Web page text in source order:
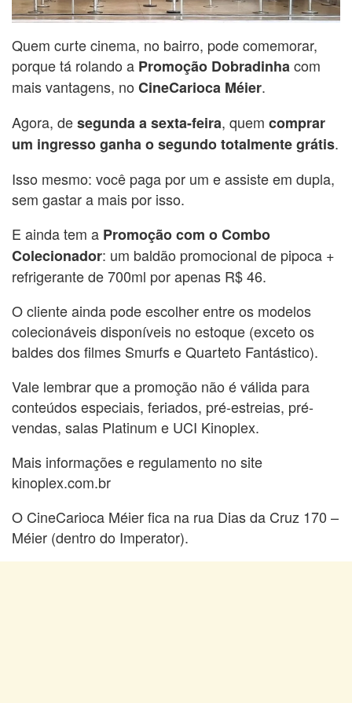
Quem curte cinema, no bairro, pode comemorar,
porque tá rolando a Promoção Dobradinhacom
mais vantagens, no CineCarioca Méier.
Agora, desegunda a sexta-feira, quem comprar
um ingresso ganha o segundo totalmente grátis.
Isso mesmo: você paga por um e assiste em dupla,
sem gastar a mais por isso.
E ainda tem a Promoção com o Combo
Colecionador: um baldão promocional de pipoca +
refrigerante de 700ml por apenas R$ 46.
O cliente ainda pode escolher entre os modelos
colecionáveis disponíveis no estoque (exceto os
baldes dos filmes Smurfs e Quarteto Fantástico).
Vale lembrar que a promoção não é válida para
conteúdos especiais, feriados, pré-estreias, pré-
vendas, salas Platinum e UCI Kinoplex.
Mais informações e regulamento no site
kinoplex.com.br
O CineCarioca Méier fica na rua Dias da Cruz 170 –
Méier (dentro do Imperator).